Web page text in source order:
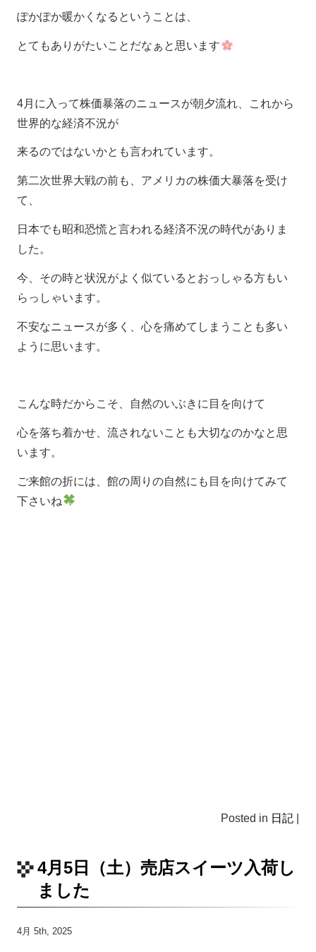
ぽかぽか暖かくなるということは、
とてもありがたいことだなぁと思います
4月に入って株価暴落のニュースが朝夕流れ、これから
世界的な経済不況が
来るのではないかとも言われています。
第二次世界大戦の前も、アメリカの株価大暴落を受け
て、
日本でも昭和恐慌と言われる経済不況の時代がありま
した。
今、その時と状況がよく似ているとおっしゃる方もい
らっしゃいます。
不安なニュースが多く、心を痛めてしまうことも多い
ように思います。
こんな時だからこそ、自然のいぶきに目を向けて
心を落ち着かせ、流されないことも大切なのかなと思
います。
ご来館の折には、館の周りの自然にも目を向けてみて
下さいね
Posted in 日記|
4月5日（土）売店スイーツ入荷し
ました
4月 5th, 2025